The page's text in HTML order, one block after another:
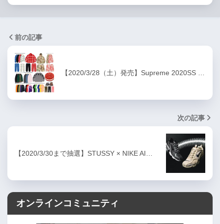
前の記事
【2020/3/28（土）発売】Supreme 2020SS …
次の記事
【2020/3/30まで抽選】STUSSY × NIKE AI…
オンラインコミュニティ